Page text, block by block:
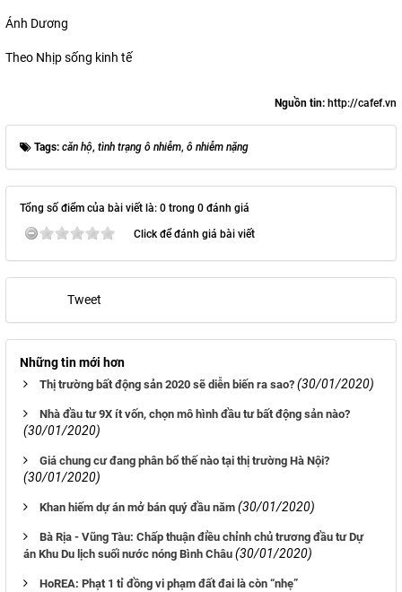
Ánh Dương
Theo Nhịp sống kinh tế
Nguồn tin: http://cafef.vn
Tags: căn hộ, tình trạng ô nhiễm, ô nhiễm nặng
Tổng số điểm của bài viết là: 0 trong 0 đánh giá
Click để đánh giá bài viết
Tweet
Những tin mới hơn
Thị trường bất động sản 2020 sẽ diễn biến ra sao? (30/01/2020)
Nhà đầu tư 9X ít vốn, chọn mô hình đầu tư bất động sản nào?
(30/01/2020)
Giá chung cư đang phân bổ thế nào tại thị trường Hà Nội?
(30/01/2020)
Khan hiếm dự án mở bán quý đầu năm (30/01/2020)
Bà Rịa - Vũng Tàu: Chấp thuận điều chỉnh chủ trương đầu tư Dự
án Khu Du lịch suối nước nóng Bình Châu (30/01/2020)
HoREA: Phạt 1 tỉ đồng vi phạm đất đai là còn “nhẹ”